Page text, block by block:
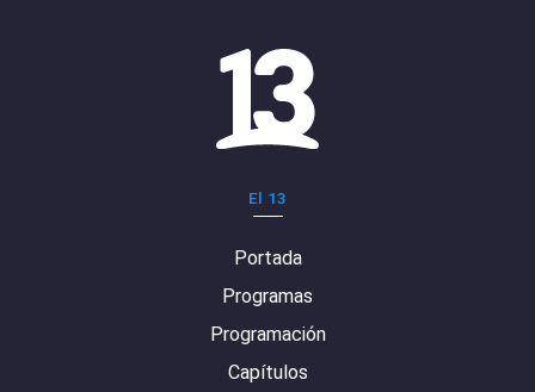
El 13
Portada
Programas
Programación
Capítulos